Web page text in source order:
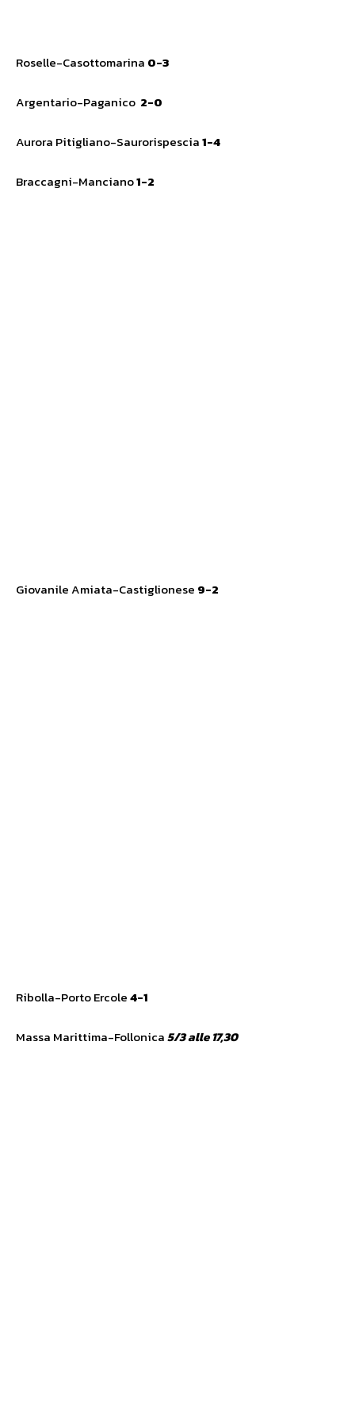
Roselle-Casottomarina 0-3
Argentario-Paganico 2-0
Aurora Pitigliano-Saurorispescia1-4
Braccagni-Manciano1-2
Giovanile Amiata-Castiglionese 9-2
Ribolla-Porto Ercole4-1
Massa Marittima-Follonica5/3 alle 17,30